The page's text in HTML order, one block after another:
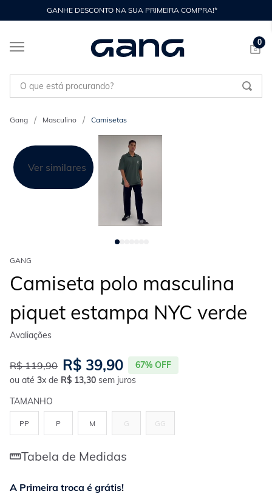
GANHE DESCONTO NA SUA PRIMEIRA COMPRA!*
0
O que está procurando?
Masculino Camisetas
Ver similares
GANG
Camiseta polo masculina
piquet estampa NYC verde
R$ 119,90 R$ 39,90 67% OFF
ou até 3x de R$ 13,30 sem juros
TAMANHO
PP P M G GG
Tabela de Medidas
A Primeira troca é grátis!